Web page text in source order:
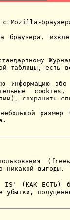
с Mozilla-
таблицы, есть
информацию
никакой выгоды.
IS" (КАК ЕСТЬ)